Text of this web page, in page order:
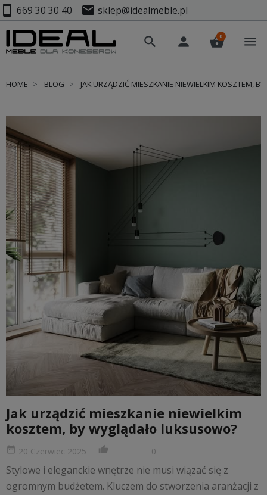
smartphone 669 30 30 40 mail sklep@idealmeble.pl
search person shopping_basket
0 menu
HOME BLOG JAK URZĄDZIĆ MIESZKANIE NIEWIELKIM KOSZTEM,
Jak urządzić mieszkanie niewielkim
kosztem, by wyglądało luksusowo?
date_range 20 Czerwiec 2025 thumb_up_alt 0
Stylowe i eleganckie wnętrze nie musi wiązać się z
ogromnym budżetem. Kluczem do stworzenia aranżacji z